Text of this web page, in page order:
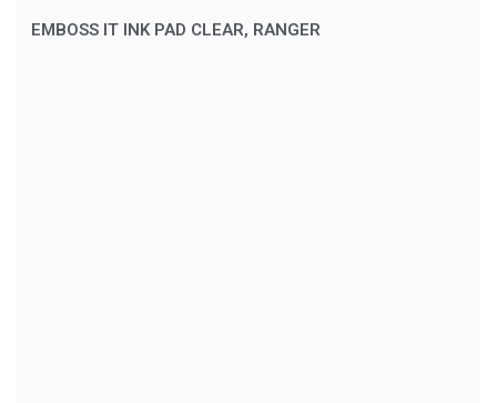
EMBOSS IT INK PAD CLEAR, RANGER